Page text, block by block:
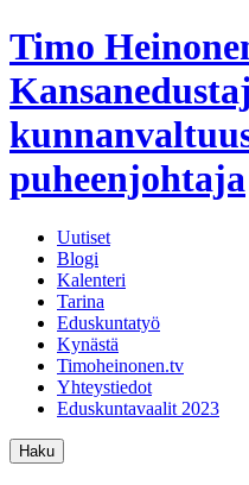
Timo
puheenjohtaja
Uutiset
Blogi
Kalenteri
Tarina
Eduskuntatyö
Kynästä
Timoheinonen.tv
Yhteystiedot
Eduskuntavaalit 2023
Haku